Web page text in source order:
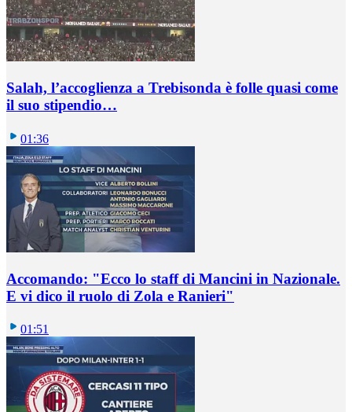
Salah, l’accoglienza a Trebisonda è folle quasi come
il suo stipendio…
01:36
Accomando: "Ecco lo staff di Mancini in Nazionale.
E vi dico il ruolo di Zola e Ranieri"
01:51